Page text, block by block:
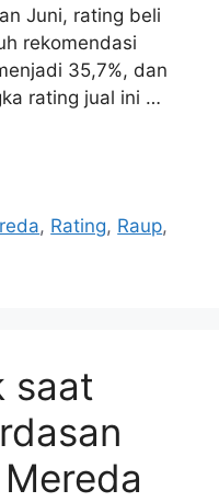
Juni, rating beli
rekomendasi
35,7%, dan
rating jual ini …
, Rating, Raup,
saat